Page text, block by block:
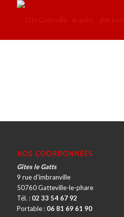
NOS COORDONNÉES
Gîtes le Gatts
9 rue d'imbranville
50760 Gatteville-le-phare
Tél. : 02 33 54 67 92
Portable : 06 81 69 61 90